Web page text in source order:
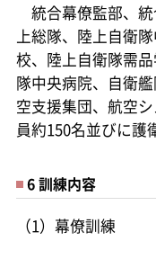
統合幕僚監部、
上総隊、陸上自衛
校、陸上自衛隊需
隊中央病院、自衛
空支援集団、航空
員約150名並びに護
6 訓練内容
（1）幕僚訓練